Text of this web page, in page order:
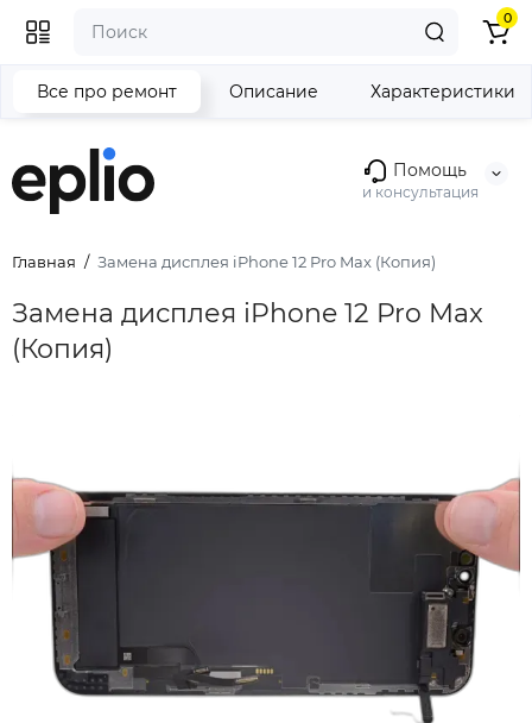
Помощь
и консультация
0
Главная Замена дисплея iPhone 12 Pro Max (Копия)
Замена дисплея iPhone 12 Pro Max
(Копия)
Все про ремонт Описание Характеристики